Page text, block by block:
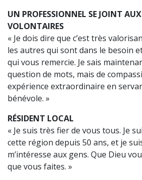
UN PROFESSIONNEL SE JOINT
VOLONTAIRES
« Je dois dire que c’est très
les autres qui sont dans le besoin
qui vous remercie. Je sais
question de mots, mais de
expérience extraordinaire en
bénévole. »
RÉSIDENT LOCAL
« Je suis très fier de vous tous. Je
cette région depuis 50 ans, et je
m’intéresse aux gens. Que Dieu
que vous faites. »